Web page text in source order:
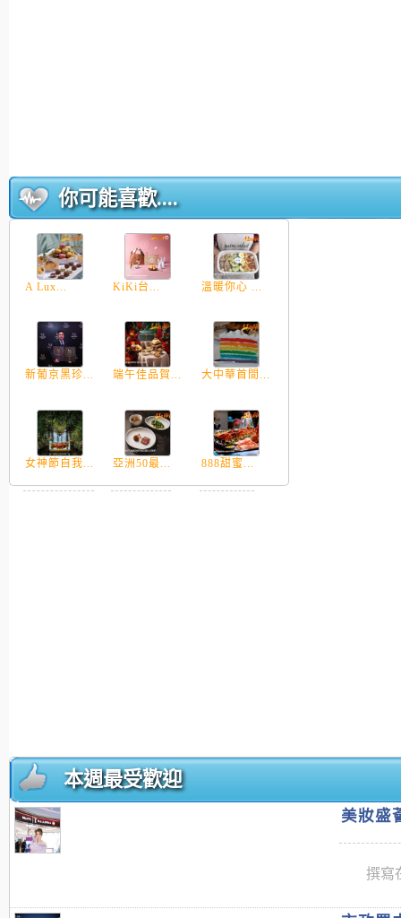
你可能喜歡....
A Lux... KiKi台... 溫暖你心 ...
新葡京黑珍... 端午佳品賀... 大中華首間...
女神節自我... 亞洲50最... 888甜蜜...
本週最受歡迎
美妝盛
撰寫